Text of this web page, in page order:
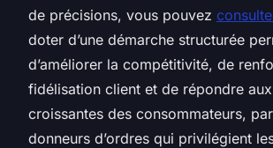
de précisions, vous pouvez
doter d’une démarche structurée
d’améliorer la compétitivité, de
fidélisation client et de répondre
croissantes des consommateurs,
donneurs d’ordres qui privilégient